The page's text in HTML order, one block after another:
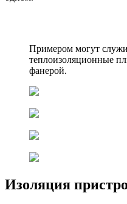
Примером могут
теплоизоляционные
фанерой.
Изоляция